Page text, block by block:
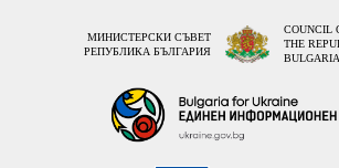
МИНИСТЕРСКИ СЪВЕТ
РЕПУБЛИКА БЪЛГАРИЯ
COUNCIL
THE
BULGARIA